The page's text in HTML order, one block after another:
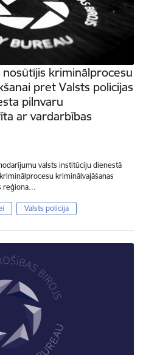
kriminālprocesu
pret Valsts policijas
pilnvaru
ar vardarbības
valsts institūciju dienestā
kriminālvajāšanas
reģiona…
Valsts policija